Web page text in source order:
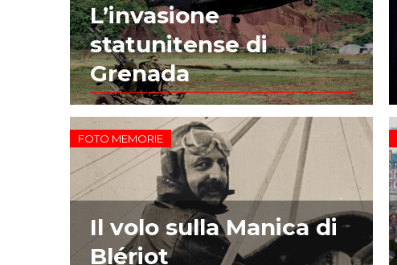
L’invasione
statunitense di
Grenada
FOTO MEMORIE
Il volo sulla Manica di
Blériot